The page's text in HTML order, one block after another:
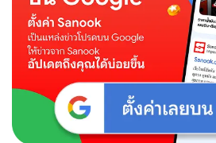
ทรัพย์
ก่อน
วาง
เพลิง
เผา